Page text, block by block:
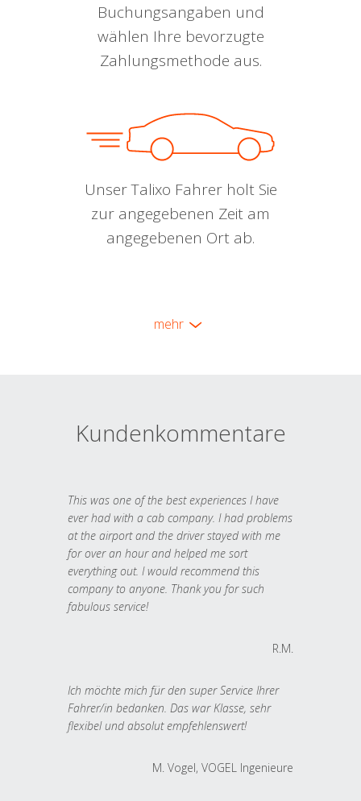
Buchungsangaben und
wählen Ihre bevorzugte
Zahlungsmethode aus.
Unser Talixo Fahrer holt Sie
zur angegebenen Zeit am
angegebenen Ort ab.
mehr
Kundenkommentare
This was one of the best experiences I have
ever had with a cab company. I had problems
at the airport and the driver stayed with me
for over an hour and helped me sort
everything out. I would recommend this
company to anyone. Thank you for such
fabulous service!
R.M.
Ich möchte mich für den super Service Ihrer
Fahrer/in bedanken. Das war Klasse, sehr
flexibel und absolut empfehlenswert!
M. Vogel, VOGEL Ingenieure